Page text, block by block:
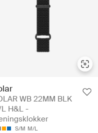
WB 22MM BLK
H&L -
S/M M/L